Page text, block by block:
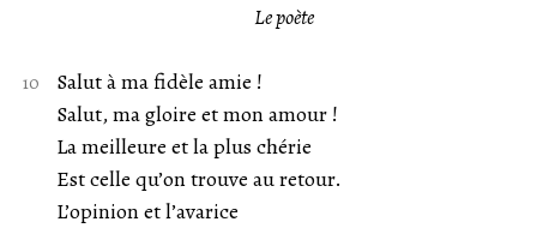
Le poète
Salut à ma fidèle amie !
Salut, ma gloire et mon amour !
La meilleure et la plus chérie
Est celle qu’on trouve au retour.
L’opinion et l’avarice